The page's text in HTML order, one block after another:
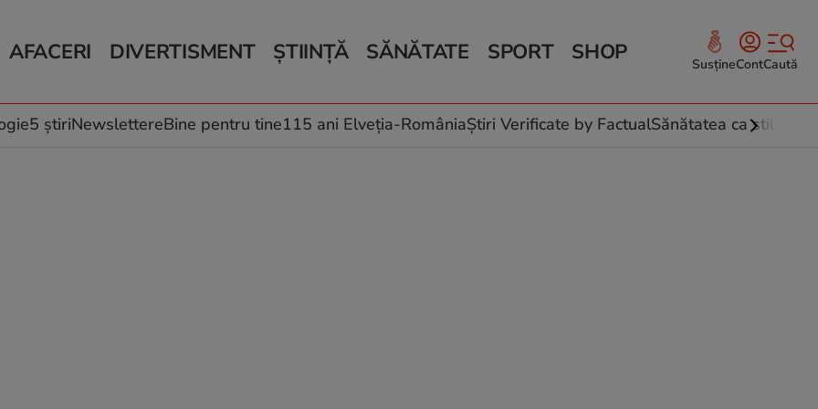
AFACERI
Auto
Locuri de muncă
DIVERTISMENT
Horoscop
Muzică și Filme
ȘTIINȚĂ
Schimbări climatice
SĂNĂTATE
Relații
Rețete culinare
SPORT SHOP SusțineContCaută
5 știriNewslettereBine pentru tine115 ani Elveția-RomâniaȘtiri Verificate by FactualSănătatea ca stil de